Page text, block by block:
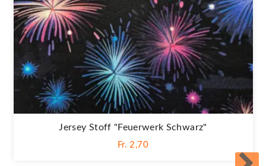
Jersey Stoff "Feuerwerk Schwarz"
Fr. 2,70